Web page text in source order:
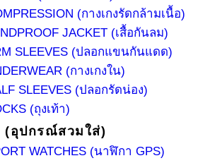
(กางเกงรัดกล้ามเนื้อ)
JACKET (เสื้อกันลม)
SLEEVES (ปลอกแขนกันแดด)
(กางเกงใน)
SLEEVES (ปลอกรัดน่อง)
(ถุงเท้า)
(อุปกรณ์สวมใส่)
WATCHES (นาฬิกา GPS)